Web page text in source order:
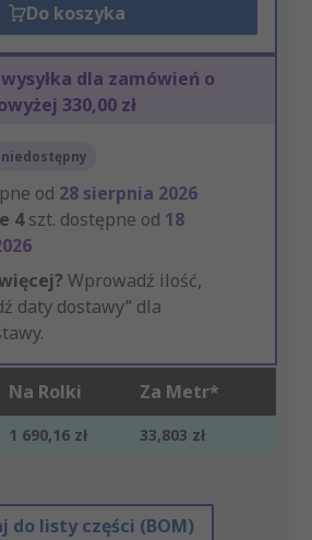
Do koszyka
wysyłka dla zamówień o
330,00 zł
od 28 sierpnia 2026
4szt. dostępne od 18
Wprowadź ilość,
daty dostawy” dla
Na Rolki Za Metr*
1 690,16 zł 33,803 zł
do listy części (BOM)